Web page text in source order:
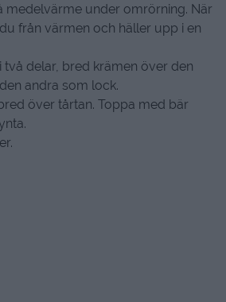
medelvärme under omrörning. När
från värmen och häller upp i en
två delar, bred krämen över den
andra som lock.
över tårtan. Toppa med bär